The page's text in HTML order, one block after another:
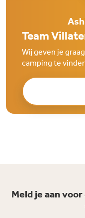
Team
Wij geven je
camping te
Meld je aan